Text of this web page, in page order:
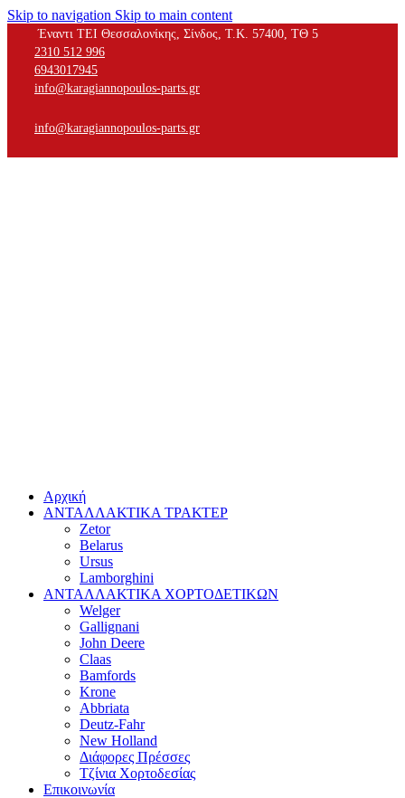
Skip to navigation Skip to main content
Έναντι ΤΕΙ Θεσσαλονίκης, Σίνδος, Τ.Κ. 57400, ΤΘ 5
2310 512 996
6943017945
info@karagiannopoulos-parts.gr
info@karagiannopoulos-parts.gr
Αρχική
ΑΝΤΑΛΛΑΚΤΙΚΑ ΤΡΑΚΤΕΡ
Zetor
Belarus
Ursus
Lamborghini
ΑΝΤΑΛΛΑΚΤΙΚΑ ΧΟΡΤΟΔΕΤΙΚΩΝ
Welger
Gallignani
John Deere
Claas
Bamfords
Krone
Abbriata
Deutz-Fahr
New Holland
Διάφορες Πρέσσες
Τζίνια Χορτοδεσίας
Επικοινωνία